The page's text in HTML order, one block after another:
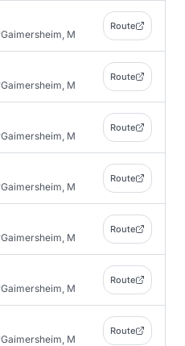
Gaimersheim, M
Route
Gaimersheim, M
Route
Gaimersheim, M
Route
Gaimersheim, M
Route
Gaimersheim, M
Route
Gaimersheim, M
Route
Gaimersheim, M
Route